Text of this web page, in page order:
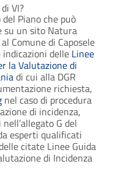
VI?
Piano che può
su un sito Natura
Comune di Caposele
indicazioni delle Linee
la Valutazione di
di cui alla DGR
richiesta,
nel caso di procedura
di incidenza,
G del
esperti qualificati
citate Linee Guida
di Incidenza